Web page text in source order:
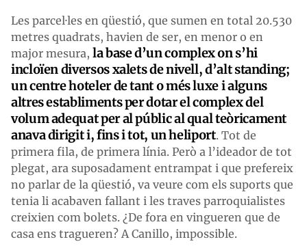
Les parcel·les en qüestió, que sumen en total 20.530
metres quadrats, havien de ser, en menor o en
major mesura, la base d’un complex on s’hi
incloïen diversos xalets de nivell, d’alt standing;
un centre hoteler de tant o més luxe i alguns
altres establiments per dotar el complex del
volum adequat per al públic al qual teòricament
anava dirigit i, fins i tot, un heliport. Tot de
primera fila, de primera línia. Però a l’ideador de tot
plegat, ara suposadament entrampat i que prefereix
no parlar de la qüestió, va veure com els suports que
tenia li acabaven fallant i les traves parroquialistes
creixien com bolets. ¿De fora en vingueren que de
casa ens tragueren? A Canillo, impossible.